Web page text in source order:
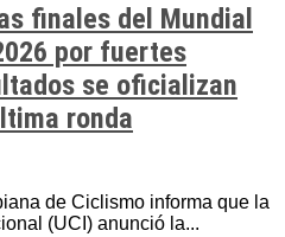
finales del Mundial
por fuertes
se oficializan
ronda
de Ciclismo informa que la
(UCI) anunció la...